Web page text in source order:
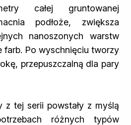
całej gruntowanej
podłoże, zwiększa
nanoszonych warstw
farb. Po wyschnięciu tworzy
przepuszczalną dla pary
z tej serii powstały z myślą
różnych typów